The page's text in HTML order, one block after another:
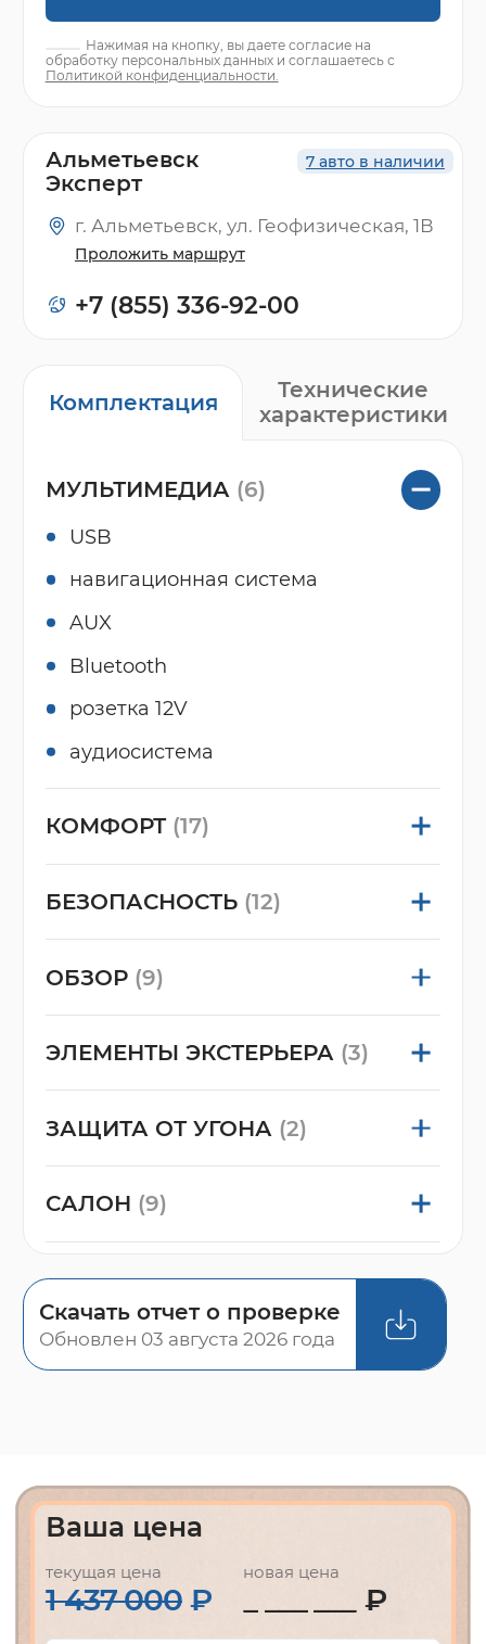
Нажимая на кнопку, вы даете согласие на
обработку персональных данных и соглашаетесь с
Политикой конфиденциальности.
Комплектация
Технические
характеристики
МУЛЬТИМЕДИА (6)
USB
навигационная система
AUX
Bluetooth
розетка 12V
аудиосистема
КОМФОРТ (17)
БЕЗОПАСНОСТЬ (12)
ОБЗОР (9)
ЭЛЕМЕНТЫ ЭКСТЕРЬЕРА (3)
ЗАЩИТА ОТ УГОНА (2)
САЛОН (9)
Скачать отчет о проверке
Обновлен 03 августа 2026 года
7 авто в наличии
Альметьевск
Эксперт
г. Альметьевск, ул. Геофизическая, 1В
Проложить маршрут
+7 (855) 336-92-00
Ваша цена
текущая цена
1 437 000₽
новая цена
₽